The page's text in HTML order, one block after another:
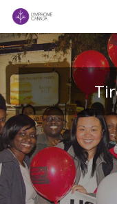
Skip
main
content